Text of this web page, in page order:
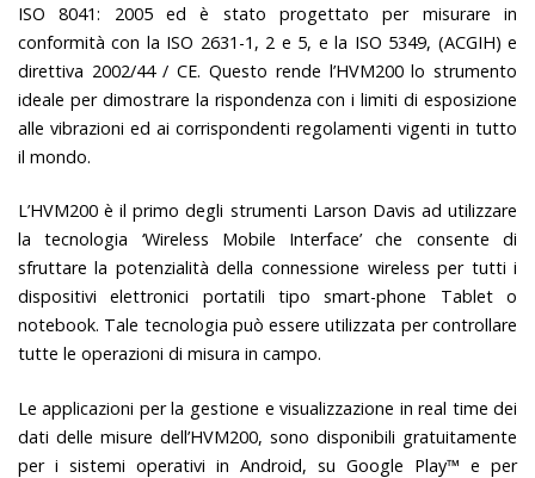
ISO 8041: 2005 ed è stato progettato per misurare in
conformità con la ISO 2631-1, 2 e 5, e la ISO 5349, (ACGIH) e
direttiva 2002/44 / CE. Questo rende l’HVM200 lo strumento
ideale per dimostrare la rispondenza con i limiti di esposizione
alle vibrazioni ed ai corrispondenti regolamenti vigenti in tutto
il mondo.
L’HVM200 è il primo degli strumenti Larson Davis ad utilizzare
la tecnologia ‘Wireless Mobile Interface’ che consente di
sfruttare la potenzialità della connessione wireless per tutti i
dispositivi elettronici portatili tipo smart-phone Tablet o
notebook. Tale tecnologia può essere utilizzata per controllare
tutte le operazioni di misura in campo.
Le applicazioni per la gestione e visualizzazione in real time dei
dati delle misure dell’HVM200, sono disponibili gratuitamente
per i sistemi operativi in Android, su Google Play™ e per